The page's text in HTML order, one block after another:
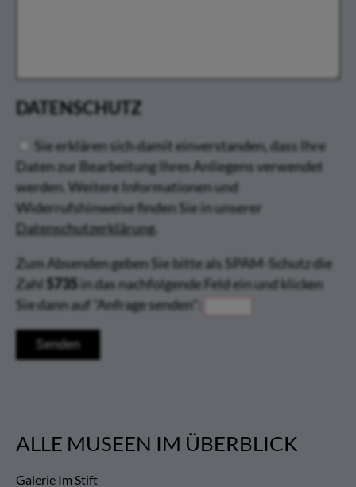
DATENSCHUTZ
Sie erklären sich damit einverstanden, dass Ihre
Daten zur Bearbeitung Ihres Anliegens verwendet
werden. Weitere Informationen und
Widerrufshinweise finden Sie in unserer
Datenschutzerklärung.
Zum Absenden geben Sie bitte als SPAM-Schutz die
Zahl 5735 in das nachfolgende Feld ein und klicken
Sie dann auf "Anfrage senden":
ALLE MUSEEN IM ÜBERBLICK
Galerie Im Stift